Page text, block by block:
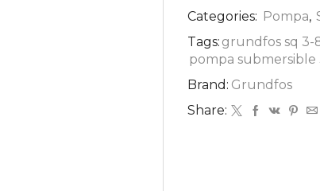
Categories: Pompa,
Tags: grundfos sq 3-
pompa submersible
Brand: Grundfos
Share: